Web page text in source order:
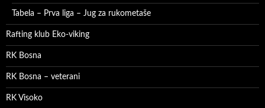
Tabela – Prva liga – Jug za rukometaše
Rafting klub Eko-viking
RK Bosna
RK Bosna – veterani
RK Visoko